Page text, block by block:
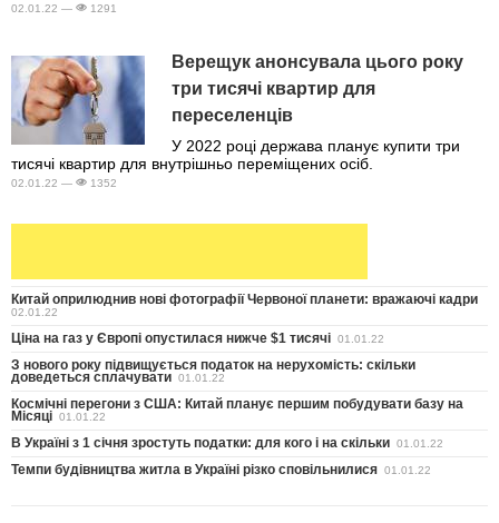
02.01.22 — 1291
Верещук анонсувала цього року
три тисячі квартир для
переселенців
У 2022 році держава планує купити три
тисячі квартир для внутрішньо переміщених осіб.
02.01.22 — 1352
Китай оприлюднив нові фотографії Червоної планети: вражаючі кадри
02.01.22
Ціна на газ у Європі опустилася нижче $1 тисячі 01.01.22
З нового року підвищується податок на нерухомість: скільки
доведеться сплачувати 01.01.22
Космічні перегони з США: Китай планує першим побудувати базу на
Місяці 01.01.22
В Україні з 1 січня зростуть податки: для кого і на скільки 01.01.22
Темпи будівництва житла в Україні різко сповільнилися 01.01.22